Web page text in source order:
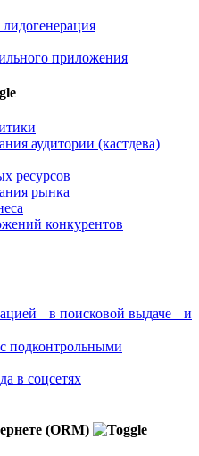
приложения
аудитории (кастдева)
ресурсов
рынка
конкурентов
в поисковой выдаче и
подконтрольными
в соцсетях
(ORM)